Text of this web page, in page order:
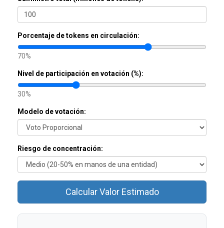
Porcentaje de tokens en circulación:
70%
Nivel de participación en votación (%):
30%
Modelo de votación:
Riesgo de concentración:
Calcular Valor Estimado